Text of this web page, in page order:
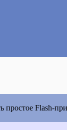
простое Flash-